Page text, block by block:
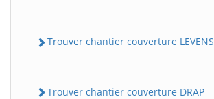
Trouver chantier couverture LEVENS
Trouver chantier couverture DRAP